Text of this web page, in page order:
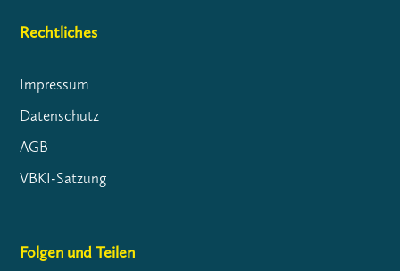
Rechtliches
Impressum
Datenschutz
AGB
VBKI-Satzung
Folgen und Teilen